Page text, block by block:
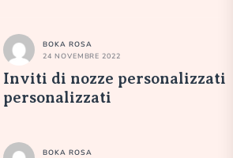
BOKA ROSA
24 NOVEMBRE 2022
Inviti di nozze personalizzati
personalizzati
BOKA ROSA